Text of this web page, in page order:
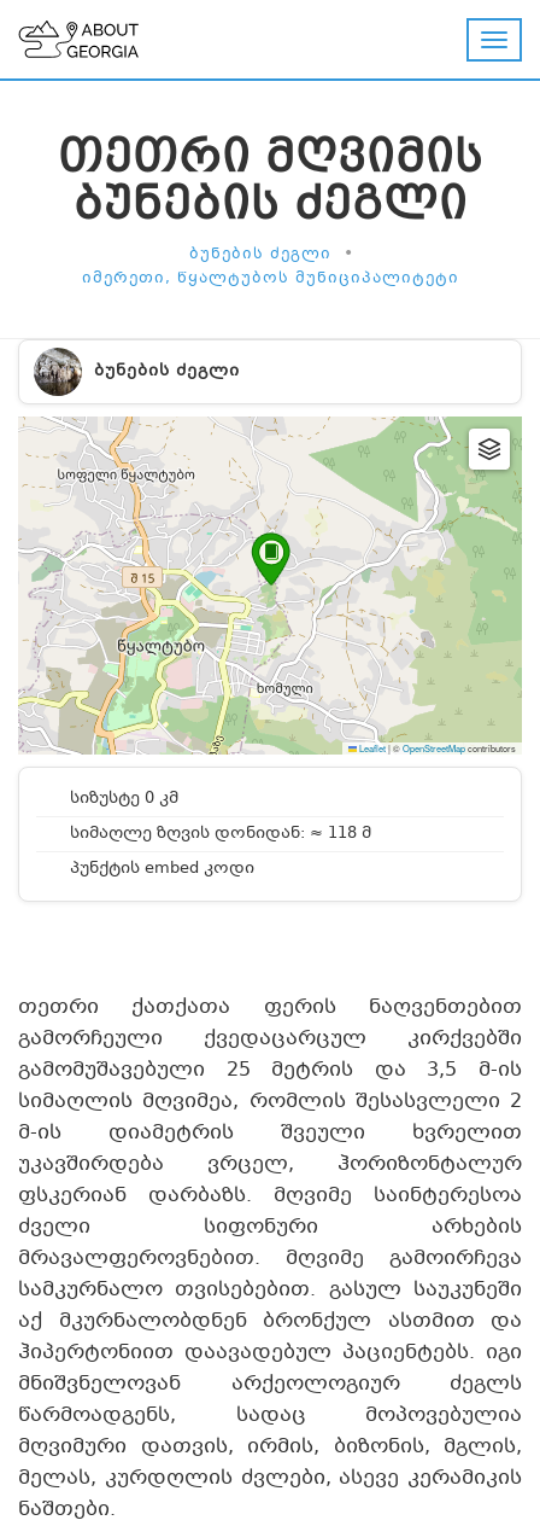
ᲗᲔᲗᲠᲘ ᲛᲦᲕᲘᲛᲘᲡ
ᲑᲣᲜᲔᲑᲘᲡ ᲫᲔᲒᲚᲘ
ᲑᲣᲜᲔᲑᲘᲡ ᲫᲔᲒᲚᲘ •
ᲘᲛᲔᲠᲔᲗᲘ, ᲬᲧᲐᲚᲢᲣᲑᲝᲡ ᲛᲣᲜᲘᲪᲘᲞᲐᲚᲘᲢᲔᲢᲘ
ᲑᲣᲜᲔᲑᲘᲡ ᲫᲔᲒᲚᲘ
Leaflet|©OpenStreetMapcontributors
სიზუსტე 0 კმ
სიმაღლე ზღვის დონიდან: ≈ 118 მ
პუნქტის embed კოდი
თეთრი ქათქათა ფერის ნაღვენთებით
გამორჩეული ქვედაცარცულ კირქვებში
გამომუშავებული 25 მეტრის და 3,5 მ-ის
სიმაღლის მღვიმეა, რომლის შესასვლელი 2
მ-ის დიამეტრის შვეული ხვრელით
უკავშირდება ვრცელ, ჰორიზონტალურ
ფსკერიან დარბაზს. მღვიმე საინტერესოა
ძველი სიფონური არხების
მრავალფეროვნებით. მღვიმე გამოირჩევა
სამკურნალო თვისებებით. გასულ საუკუნეში
აქ მკურნალობდნენ ბრონქულ ასთმით და
ჰიპერტონიით დაავადებულ პაციენტებს. იგი
მნიშვნელოვან არქეოლოგიურ ძეგლს
წარმოადგენს, სადაც მოპოვებულია
მღვიმური დათვის, ირმის, ბიზონის, მგლის,
მელას, კურდღლის ძვლები, ასევე კერამიკის
ნაშთები.